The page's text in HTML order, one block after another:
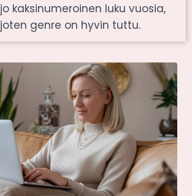
jo kaksinumeroinen luku vuosia,
joten genre on hyvin tuttu.